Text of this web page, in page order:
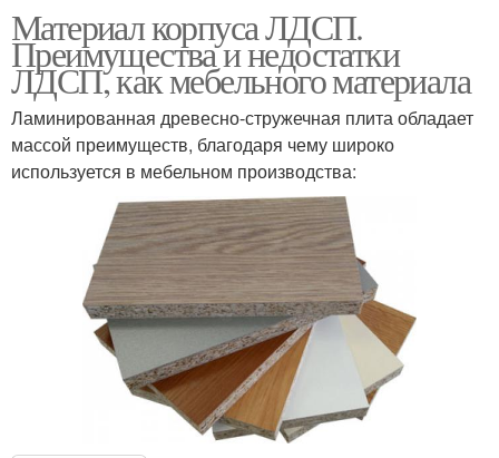
Материал корпуса ЛДСП.
Преимущества и недостатки
ЛДСП, как мебельного материала
Ламинированная древесно-стружечная плита обладает
массой преимуществ, благодаря чему широко
используется в мебельном производства: